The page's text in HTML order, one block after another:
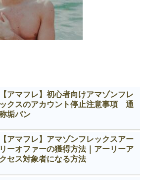
【アマフレ】初心者向けアマゾンフレ
ックスのアカウント停止注意事項 通
垢バン
【アマフレ】アマゾンフレックスアー
リーオファーの獲得方法｜アーリーア
クセス対象者になる方法